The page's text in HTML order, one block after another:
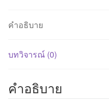
คำอธิบาย
บทวิจารณ์ (0)
คำอธิบาย